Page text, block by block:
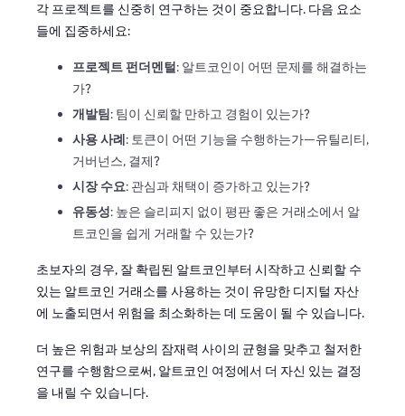
각 프로젝트를 신중히 연구하는 것이 중요합니다. 다음 요소
들에 집중하세요:
프로젝트 펀더멘털: 알트코인이 어떤 문제를 해결하는
가?
개발팀: 팀이 신뢰할 만하고 경험이 있는가?
사용 사례: 토큰이 어떤 기능을 수행하는가—유틸리티,
거버넌스, 결제?
시장 수요: 관심과 채택이 증가하고 있는가?
유동성: 높은 슬리피지 없이 평판 좋은 거래소에서 알
트코인을 쉽게 거래할 수 있는가?
초보자의 경우, 잘 확립된 알트코인부터 시작하고 신뢰할 수
있는 알트코인 거래소를 사용하는 것이 유망한 디지털 자산
에 노출되면서 위험을 최소화하는 데 도움이 될 수 있습니다.
더 높은 위험과 보상의 잠재력 사이의 균형을 맞추고 철저한
연구를 수행함으로써, 알트코인 여정에서 더 자신 있는 결정
을 내릴 수 있습니다.